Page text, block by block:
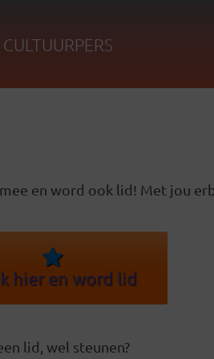
CULTUURPERS
en word ook lid! Met jou
hier en word lid
lid, wel steunen?